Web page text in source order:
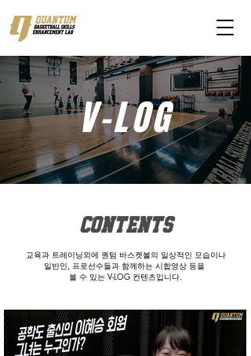
V-LOG
contents
교육과 트레이닝외에 퀀텀 바스켓볼의 일상적인 모습이나
일반인, 프로선수들과 함께하는 시합영상 등을
볼 수 있는 V-LOG 컨텐츠입니다.